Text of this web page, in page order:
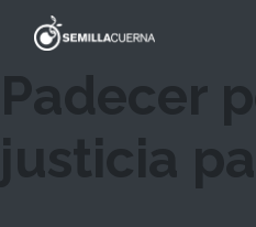
Padecer
justicia